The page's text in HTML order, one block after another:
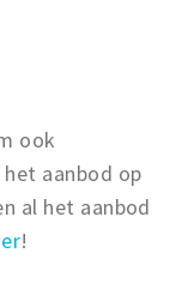
ook
aanbod op
al het aanbod
!